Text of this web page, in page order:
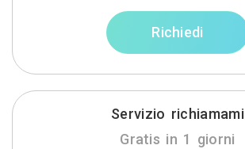
Richiedi
Servizio richiamami
Gratis in 1 giorni